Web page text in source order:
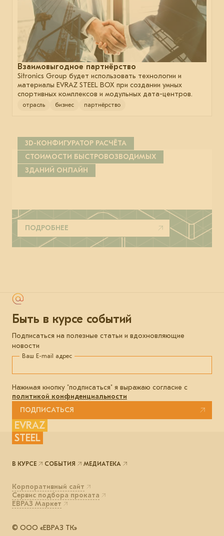
Взаимовыгодное партнёрство
Sitronics Group будет использовать технологии и
материалы EVRAZ STEEL BOX при создании умных
спортивных комплексов и модульных дата-центров.
отрасль бизнес партнёрство
3D-КОНФИГУРАТОР РАСЧЁТА
СТОИМОСТИ БЫСТРОВОЗВОДИМЫХ
ЗДАНИЙ ОНЛАЙН
ПОДРОБНЕЕ
Быть в курсе событий
Подписаться на полезные статьи и вдохновляющие
новости
Ваш E-mail адрес
Нажимая кнопку "подписаться" я выражаю согласие с
политикой конфиденциальности
ПОДПИСАТЬСЯ
EVRAZ
STEEL
© ООО «ЕВРАЗ ТК»
Корпоративный сайт
Сервис подбора проката
ЕВРАЗ Маркет
В КУРСЕ СОБЫТИЯ МЕДИАТЕКА